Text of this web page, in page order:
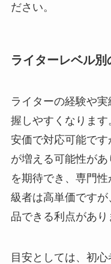
ださい。
ライターレベル別
ライターの経験や
握しやすくなります
安価で対応可能で
が増える可能性が
を期待でき、専門
級者は高単価です
品できる利点があり
目安としては、初心